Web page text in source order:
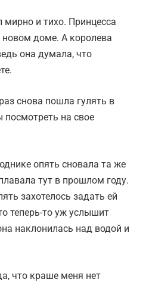
и тихо. Принцесса
доме. А королева
она думала, что
снова пошла гулять в
посмотреть на свое
опять сновала та же
тут в прошлом году.
захотелось задать ей
теперь-то уж услышит
наклонилась над водой и
что краше меня нет